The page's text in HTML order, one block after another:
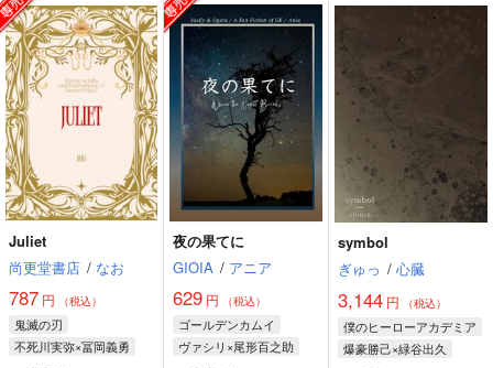
Juliet
尚更堂書店 / なお
787 円 （税込）
鬼滅の刃
不死川実弥×冨岡義勇
夜の果てに
GIOIA / アニア
629 円 （税込）
ゴールデンカムイ
ヴァシリ×尾形百之助
symbol
ぎゅっ / 心臓
3,144円 （税込）
僕のヒーローアカデミア
爆豪勝己×緑谷出久